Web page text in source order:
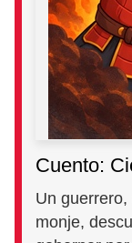
Cuento:
Un
monje,